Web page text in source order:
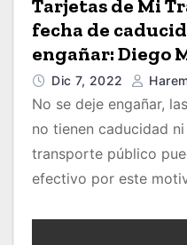
Tarjetas de Mi
fecha de
engañar: Diego
Dic 7, 2022
No se deje engañar,
no tienen caducidad
transporte público
efectivo por este